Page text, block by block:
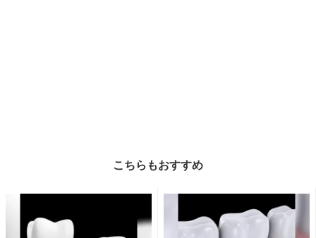
こちらもおすすめ